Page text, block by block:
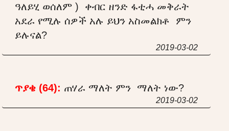
ዓለይሂ ወሰለም ) ቀብር ዘንድ ፋቲሓ መቅራት
አደራ የሚሉ ሰዎች አሉ ይህን አስመልክቶ ምን
ይሉናል?
2019-03-02
ጥያቄ (64): ጠሃራ ማለት ምን ማለት ነው?
2019-03-02